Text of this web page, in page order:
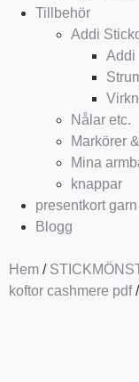
Tillbehör
Addi
Addi
Nålar etc.
Markörer
Mina
knappar
presentkort garn
Blogg
Hem /
koftor cashmere pdf/